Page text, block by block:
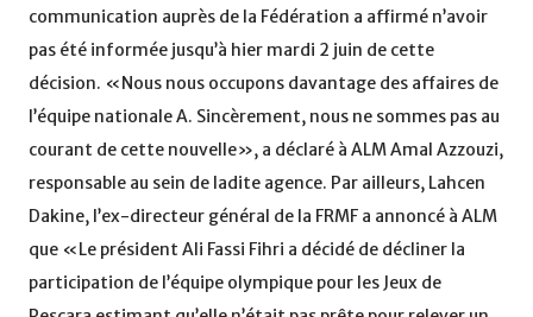
communication auprès de la Fédération a affirmé n’avoir
pas été informée jusqu’à hier mardi 2 juin de cette
décision. «Nous nous occupons davantage des affaires de
l’équipe nationale A. Sincèrement, nous ne sommes pas au
courant de cette nouvelle», a déclaré à ALM Amal Azzouzi,
responsable au sein de ladite agence. Par ailleurs, Lahcen
Dakine, l’ex-directeur général de la FRMF a annoncé à ALM
que «Le président Ali Fassi Fihri a décidé de décliner la
participation de l’équipe olympique pour les Jeux de